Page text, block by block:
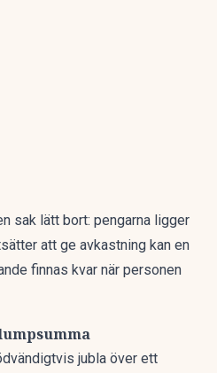
sak lätt bort: pengarna ligger
att ge avkastning kan en
finnas kvar när personen
jubla över ett